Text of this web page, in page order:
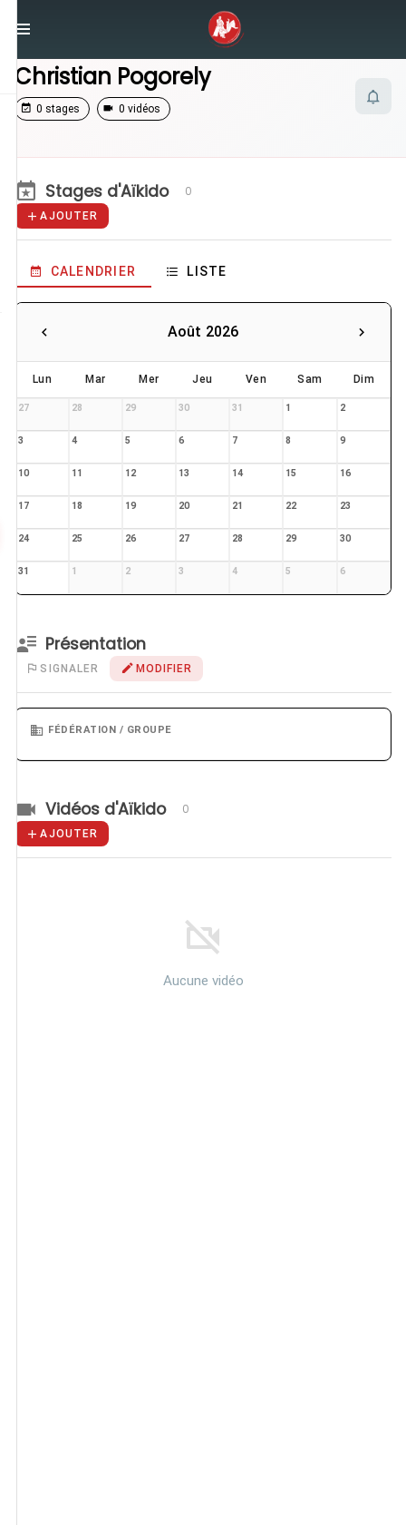
Christian Pogorely
Christian Pogorely
0 stages 0 vidéos
Stages d'Aïkido 0
AJOUTER
CALENDRIER LISTE
Août 2026
Lun Mar Mer Jeu Ven Sam Dim
27 28 29 30 31 1 2
3 4 5 6 7 8 9
10 11 12 13 14 15 16
17 18 19 20 21 22 23
24 25 26 27 28 29 30
31 1 2 3 4 5 6
Présentation
SIGNALER MODIFIER
FÉDÉRATION / GROUPE
Vidéos d'Aïkido 0
AJOUTER
Aucune vidéo